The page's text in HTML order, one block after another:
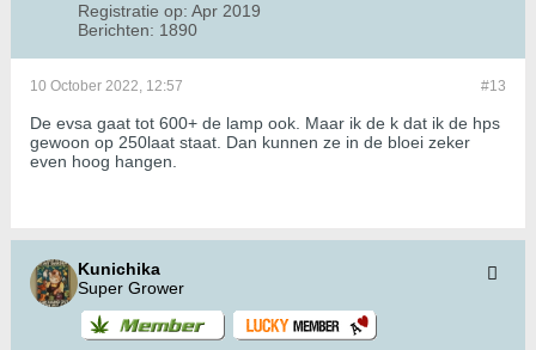
Registratie op: Apr 2019
Berichten: 1890
#13
10 October 2022, 12:57
De evsa gaat tot 600+ de lamp ook. Maar ik de k dat ik de hps
gewoon op 250laat staat. Dan kunnen ze in de bloei zeker
even hoog hangen.
Kunichika
Super Grower